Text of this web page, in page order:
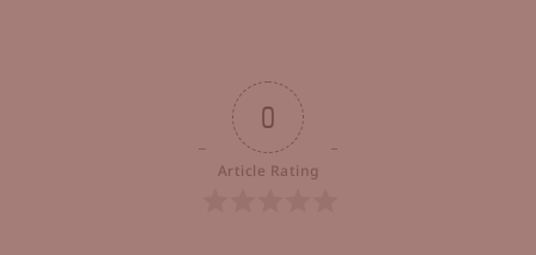
0
Article Rating